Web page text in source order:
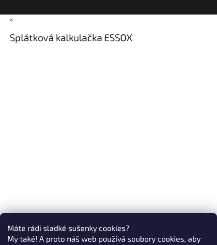
Máte rádi sladké sušenky cookies?
My také! A proto náš web používá soubory cookies, aby
×
Splátková kalkulačka ESSOX